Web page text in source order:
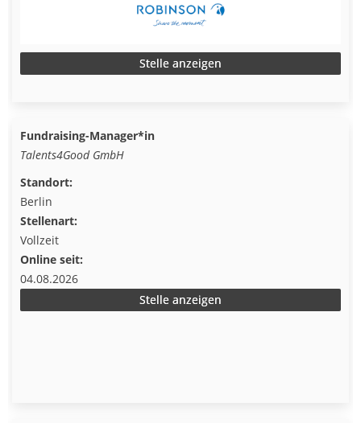
Stelle anzeigen
Fundraising-Manager*in
Talents4Good GmbH
Standort:
Berlin
Stellenart:
Vollzeit
Online seit:
04.08.2026
Stelle anzeigen